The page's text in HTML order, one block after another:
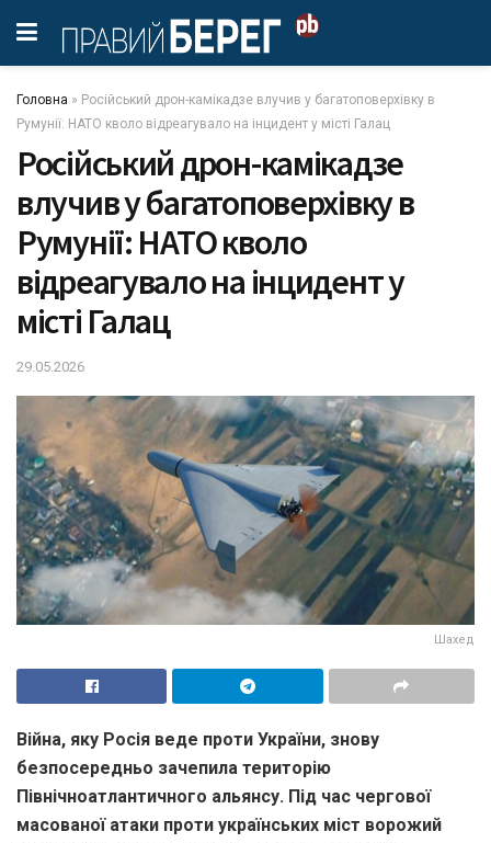
Головна » Російський дрон-камікадзе влучив у багатоповерхівку в
Румунії: НАТО кволо відреагувало на інцидент у місті Галац
Російський дрон-камікадзе
влучив у багатоповерхівку в
Румунії: НАТО кволо
відреагувало на інцидент у
місті Галац
29.05.2026
Шахед
Війна, яку Росія веде проти України, знову
безпосередньо зачепила територію
Північноатлантичного альянсу. Під час чергової
масованої атаки проти українських міст ворожий